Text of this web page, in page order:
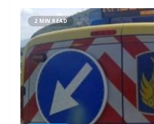
2 MIN READ